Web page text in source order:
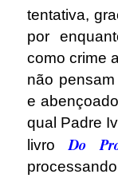
tentativa,
por
como crime
não
e
qual Padre
livro Do